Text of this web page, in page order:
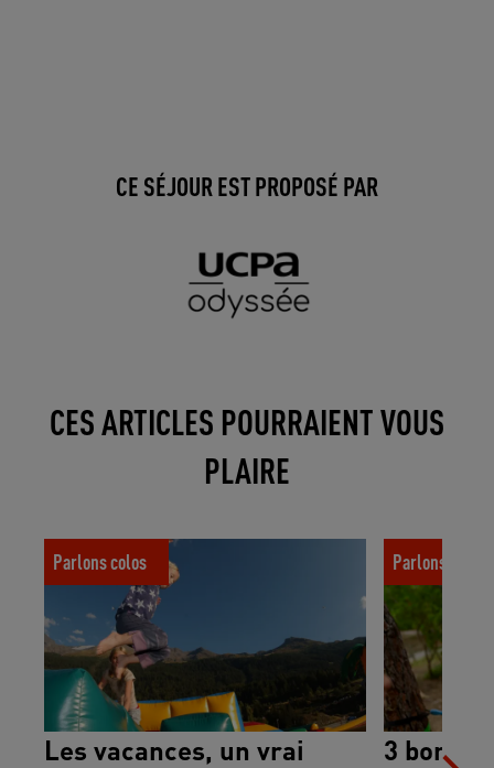
CE SÉJOUR EST PROPOSÉ PAR
CES ARTICLES POURRAIENT VOUS
PLAIRE
Les vacances, un vrai temps de liberté
pour nos enfants
Parlons colos
Les vacances, un vrai
3 bonnes
"slow travel"
Parlons colos
3